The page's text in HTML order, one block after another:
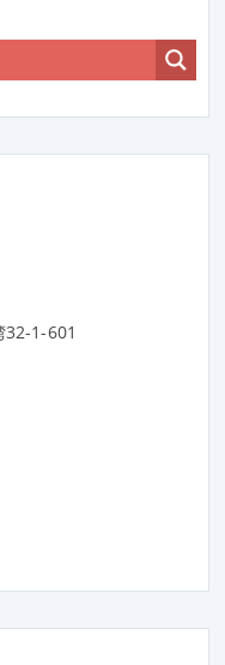
32-1-601